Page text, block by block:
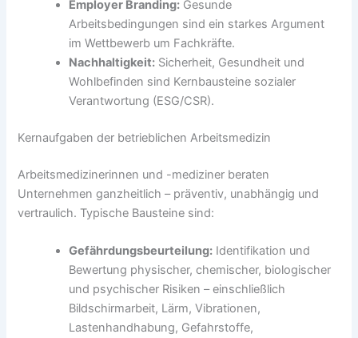
Employer Branding: Gesunde
Arbeitsbedingungen sind ein starkes Argument
im Wettbewerb um Fachkräfte.
Nachhaltigkeit: Sicherheit, Gesundheit und
Wohlbefinden sind Kernbausteine sozialer
Verantwortung (ESG/CSR).
Kernaufgaben der betrieblichen Arbeitsmedizin
Arbeitsmedizinerinnen und -mediziner beraten
Unternehmen ganzheitlich – präventiv, unabhängig und
vertraulich. Typische Bausteine sind:
Gefährdungsbeurteilung: Identifikation und
Bewertung physischer, chemischer, biologischer
und psychischer Risiken – einschließlich
Bildschirmarbeit, Lärm, Vibrationen,
Lastenhandhabung, Gefahrstoffe,